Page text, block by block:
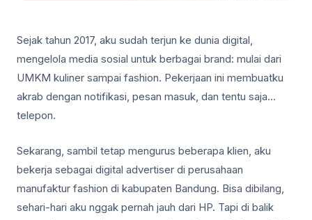
Sejak tahun 2017, aku sudah terjun ke dunia digital,
mengelola media sosial untuk berbagai brand: mulai dari
UMKM kuliner sampai fashion. Pekerjaan ini membuatku
akrab dengan notifikasi, pesan masuk, dan tentu saja…
telepon.
Sekarang, sambil tetap mengurus beberapa klien, aku
bekerja sebagai digital advertiser di perusahaan
manufaktur fashion di kabupaten Bandung. Bisa dibilang,
sehari-hari aku nggak pernah jauh dari HP. Tapi di balik